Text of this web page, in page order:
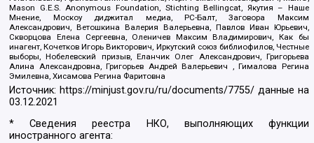
Mason G.E.S. Anonymous Foundation, Stichting Bellingcat, Якутия – Наше
Мнение, Москоу диджитал медиа, РС-Балт, Заговора Максим
Александрович, Ветошкина Валерия Валерьевна, Павлов Иван Юрьевич,
Скворцова Елена Сергеевна, Оленичев Максим Владимирович, Как бы
инагент, Кочетков Игорь Викторович, Иркутский союз библиофилов, Честные
выборы, Нобелевский призыв, Еланчик Олег Александрович, Григорьева
Алина Александровна, Григорьев Андрей Валерьевич , Гималова Регина
Эмилевна, Хисамова Регина Фаритовна
Источник: https://minjust.gov.ru/ru/documents/7755/ данные на
03.12.2021
* Сведения реестра НКО, выполняющих функции
иностранного агента: